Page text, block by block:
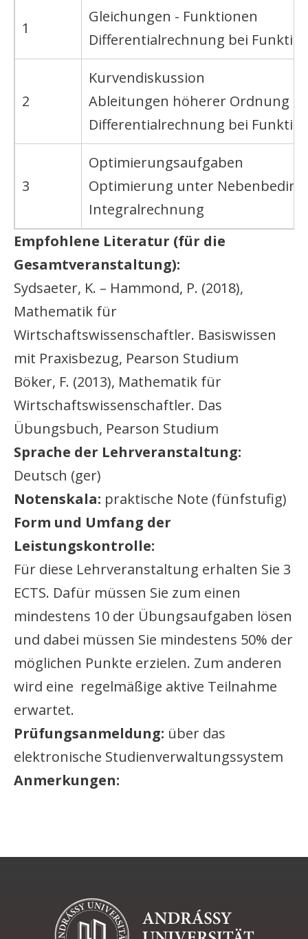
1
Gleichungen - Funktionen
Differentialrechnung bei
2
Kurvendiskussion
Ableitungen höherer Ordnung
Differentialrechnung bei
3
Optimierungsaufgaben
Optimierung unter
Integralrechnung
Empfohlene Literatur (für die
Gesamtveranstaltung):
Sydsaeter, K. – Hammond, P. (2018),
Mathematik für
Wirtschaftswissenschaftler. Basiswissen
mit Praxisbezug, Pearson Studium
Böker, F. (2013), Mathematik für
Wirtschaftswissenschaftler. Das
Übungsbuch, Pearson Studium
Sprache der Lehrveranstaltung:
Deutsch (ger)
Notenskala: praktische Note (fünfstufig)
Form und Umfang der
Leistungskontrolle:
Für diese Lehrveranstaltung erhalten Sie 3
ECTS. Dafür müssen Sie zum einen
mindestens 10 der Übungsaufgaben lösen
und dabei müssen Sie mindestens 50% der
möglichen Punkte erzielen. Zum anderen
wird eine regelmäßige aktive Teilnahme
erwartet.
Prüfungsanmeldung: über das
elektronische Studienverwaltungssystem
Anmerkungen: